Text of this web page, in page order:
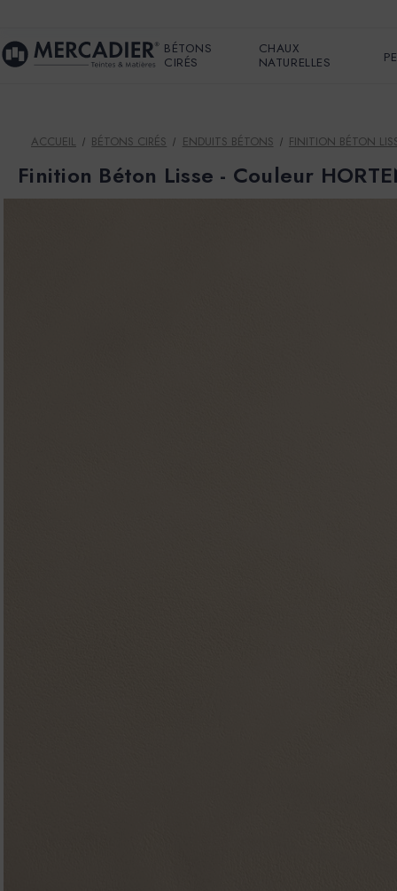
BÉTONS
CIRÉS
CHAUX
NATURELLES
ACCUEIL BÉTONS CIRÉS ENDUITS BÉTONS FINITION BÉTON
Finition Béton Lisse - Couleur